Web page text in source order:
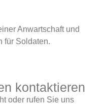
Anwartschaft und
für Soldaten.
kontaktieren
oder rufen Sie uns